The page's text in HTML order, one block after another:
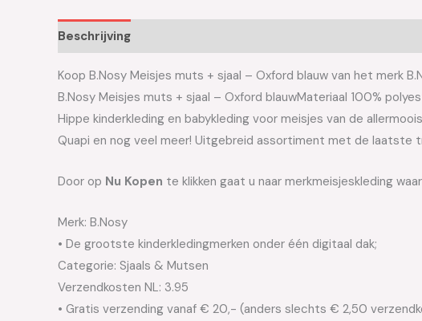
Beschrijving
Koop B.Nosy Meisjes muts + sjaal – Oxford blauw van het merk
B.Nosy Meisjes muts + sjaal – Oxford blauwMateriaal 100%
Hippe kinderkleding en babykleding voor meisjes van de
Quapi en nog veel meer! Uitgebreid assortiment met de laatste
Door op Nu Kopen te klikken gaat u naar merkmeisjeskleding
Merk: B.Nosy
• De grootste kinderkledingmerken onder één digitaal dak;
Categorie: Sjaals & Mutsen
Verzendkosten NL: 3.95
• Gratis verzending vanaf € 20,- (anders slechts € 2,50